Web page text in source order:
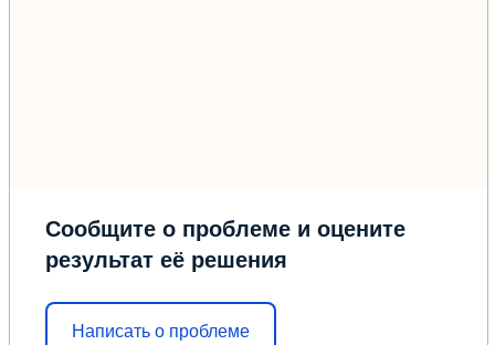
Сообщите о проблеме и оцените
результат её решения
Написать о проблеме